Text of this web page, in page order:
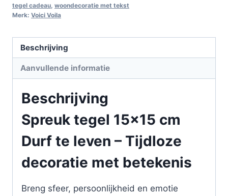
tegel cadeau woondecoratie met tekst
Merk: Voici Voila
Beschrijving
Aanvullende informatie
Beschrijving
Spreuk tegel 15×15 cm
Durf te leven – Tijdloze
decoratie met betekenis
Breng sfeer, persoonlijkheid en emotie